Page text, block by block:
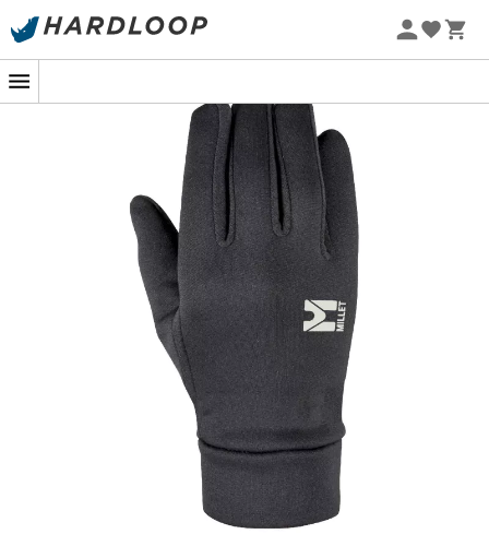
Zomeraanbiedingen 🔥 -5% EXTRA vanaf 2 producten* met